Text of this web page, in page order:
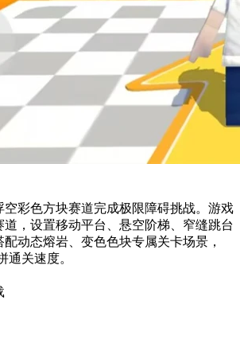
空彩色方块赛道完成极限障碍挑战。游戏
，设置移动平台、悬空阶梯、窄缝跳台
动态熔岩、变色色块专属关卡场景，
通关速度。